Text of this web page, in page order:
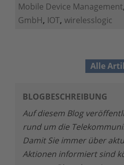
Mobile Device Management
GmbH, IOT, wirelesslogic
Alle
BLOGBESCHREIBUNG
Auf diesem Blog
rund um die
Damit Sie immer über
Aktionen informiert sind